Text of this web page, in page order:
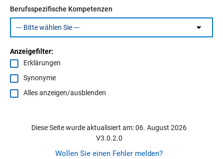
Berufsspezifische Kompetenzen
Anzeigefilter:
Erklärungen
Synonyme
Alles anzeigen/ausblenden
Diese Seite wurde aktualisiert am: 06. August 2026
V3.0.2.0
Wollen Sie einen Fehler melden?